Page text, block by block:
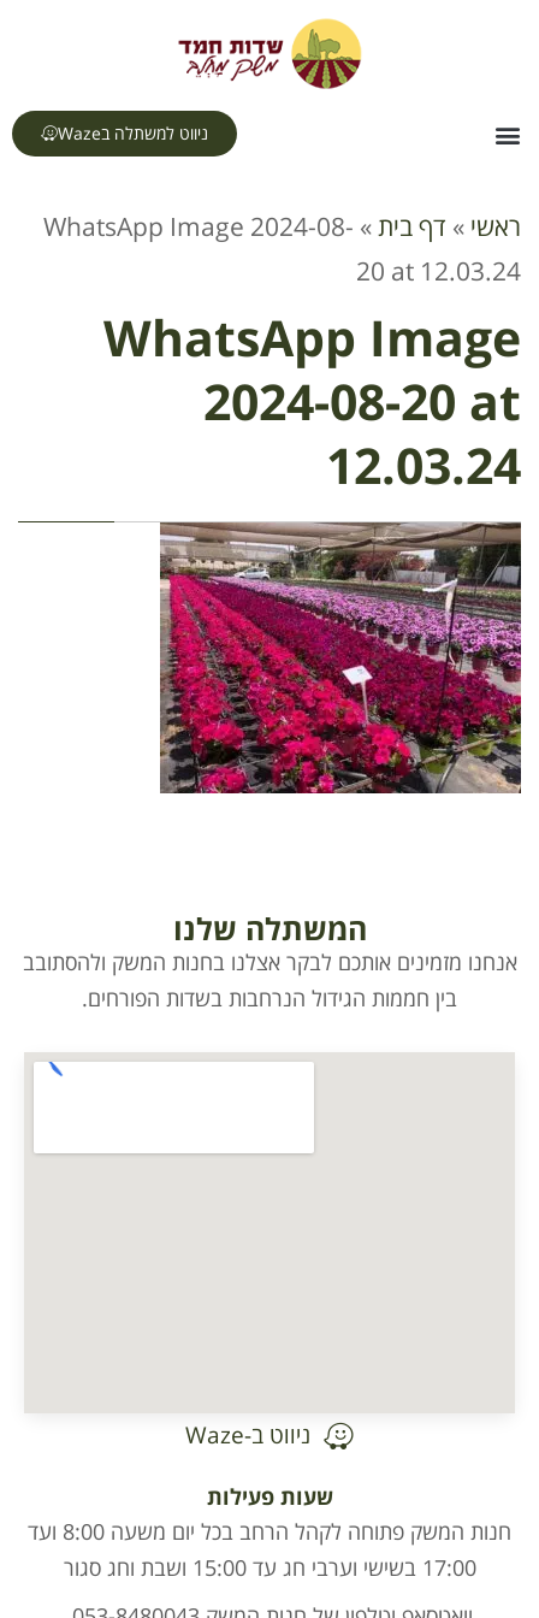
ניווט למשתלה בWaze
ראשי » דף בית»
WhatsApp Image 2024-08-
20 at 12.03.24
WhatsApp Image
2024-08-20 at
12.03.24
המשתלה שלנו
אנחנו מזמינים אותכם לבקר אצלנו בחנות המשק ולהסתובב
בין חממות הגידול הנרחבות בשדות הפורחים.
ניווט ב-Waze
שעות פעילות
חנות המשק פתוחה לקהל הרחב בכל יום משעה 8:00 ועד
17:00 בשישי וערבי חג עד 15:00 ושבת וחג סגור